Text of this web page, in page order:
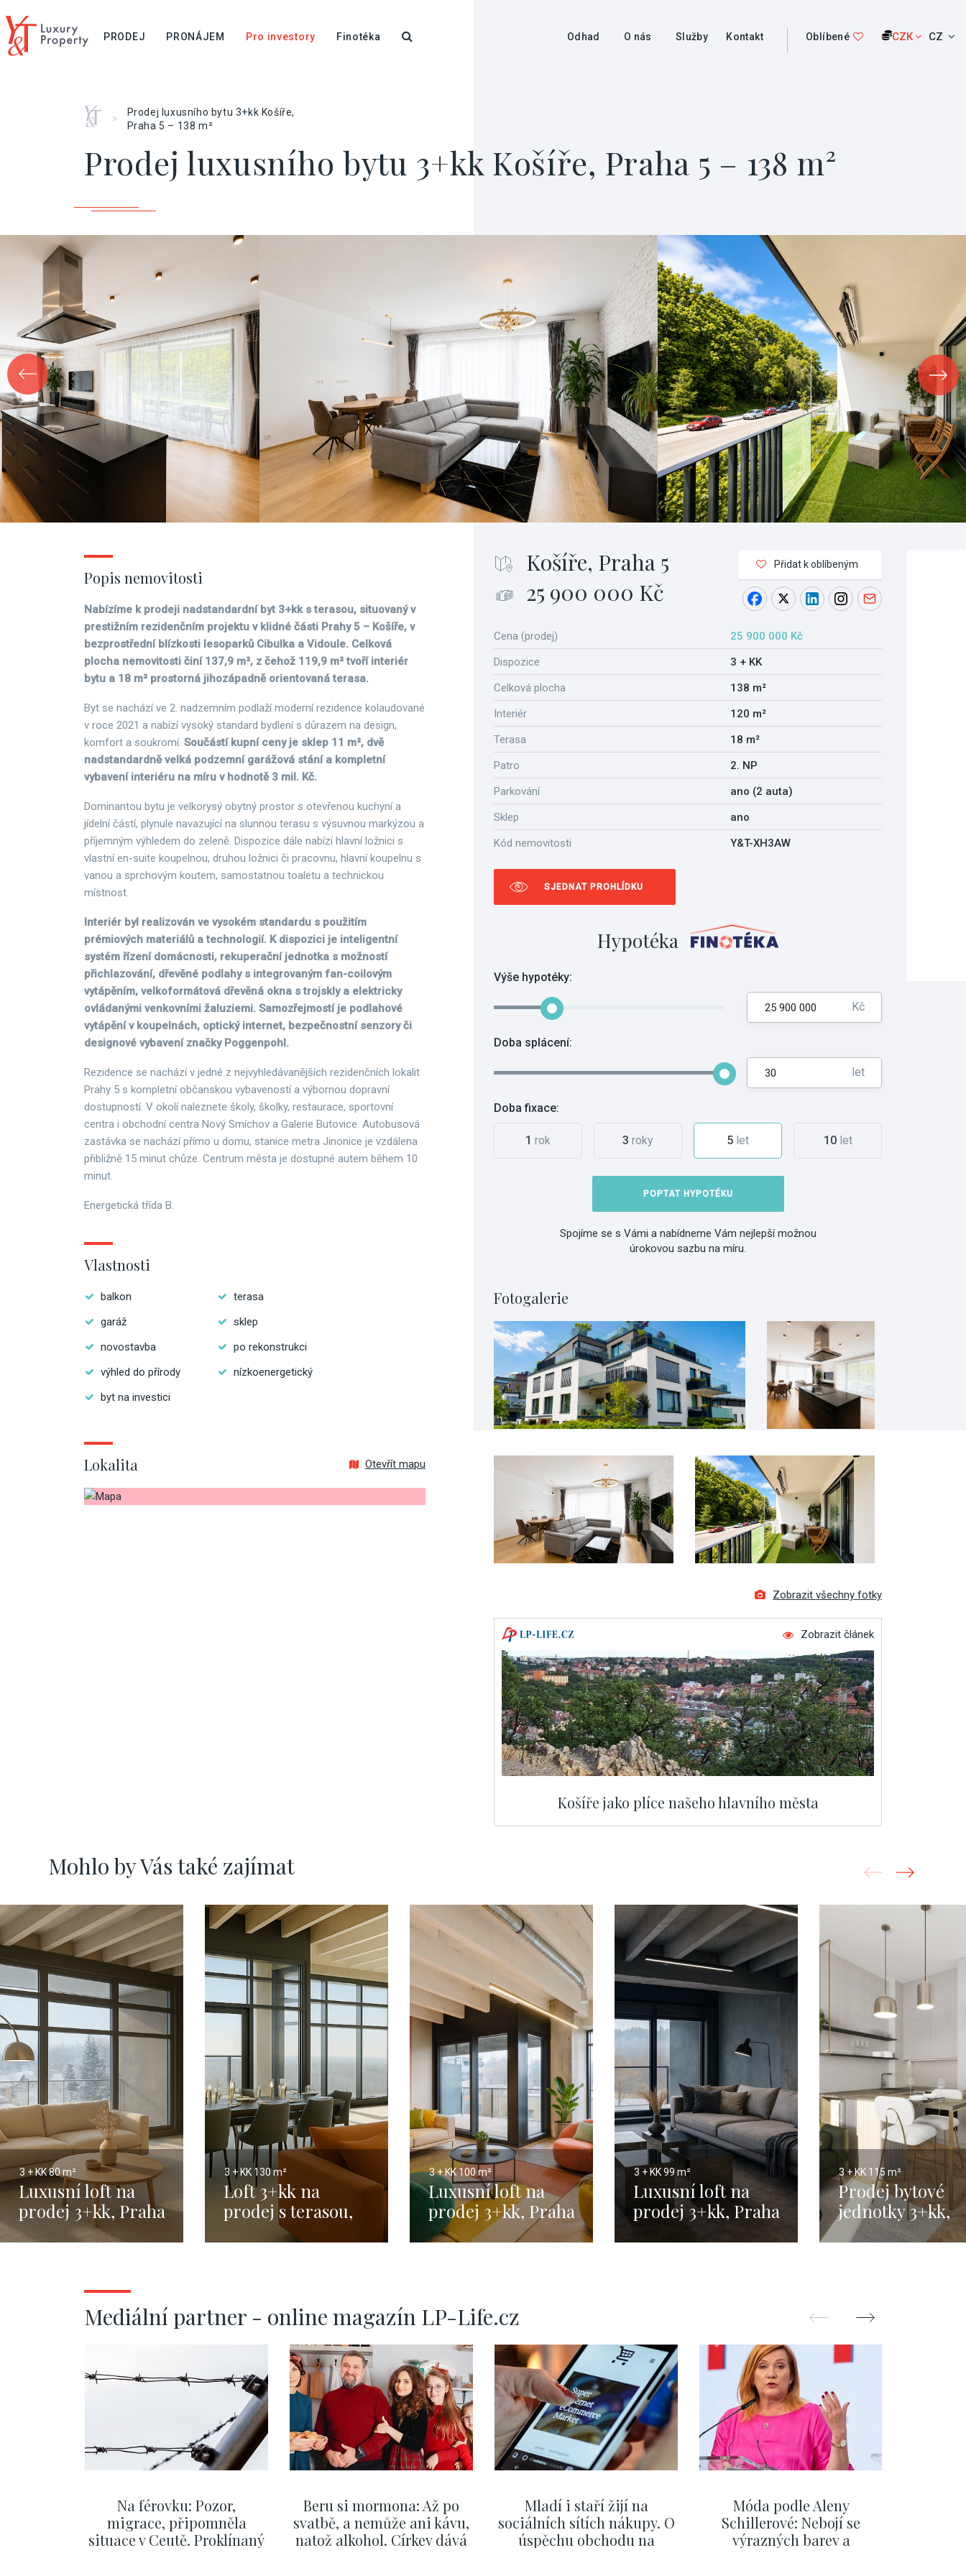
PRODEJ PRONÁJEM Pro investory Finotéka Odhad O nás Služby Kontakt Oblíbené CZK CZ
Home
>
Prodej luxusního bytu 3+kk Košíře,
Praha 5 – 138 m²
Prodej luxusního bytu 3+kk Košíře, Praha 5 – 138 m²
Košíře, Praha 5
25 900 000 Kč
Přidat k oblíbeným
Cena (prodej)
25 900 000 Kč
Dispozice
3 + KK
Celková plocha
138 m²
Interiér
120 m²
Terasa
18 m²
Patro
2. NP
Parkování
ano (2 auta)
Sklep
ano
Kód nemovitosti
Y&T-XH3AW
SJEDNAT PROHLÍDKU
Hypotéka
Výše hypotéky:
Kč
Doba splácení:
let
Doba fixace:
1 rok 3 roky 5 let 10let
POPTAT HYPOTÉKU
Spojíme se s Vámi a nabídneme Vám nejlepší možnou
úrokovou sazbu na míru.
Fotogalerie
Zobrazit všechny fotky
Zobrazit článek
Košíře jako plíce našeho hlavního města
Popis nemovitosti
Nabízíme k prodeji nadstandardní byt 3+kk s terasou, situovaný v
prestižním rezidenčním projektu v klidné části Prahy 5 – Košíře, v
bezprostřední blízkosti lesoparků Cibulka a Vidoule. Celková
plocha nemovitosti činí 137,9 m², z čehož 119,9 m² tvoří interiér
bytu a 18 m² prostorná jihozápadně orientovaná terasa.
Byt se nachází ve 2. nadzemním podlaží moderní rezidence kolaudované
v roce 2021 a nabízí vysoký standard bydlení s důrazem na design,
komfort a soukromí. Součástí kupní ceny je sklep 11 m², dvě
nadstandardně velká podzemní garážová stání a kompletní
vybavení interiéru na míru v hodnotě 3 mil. Kč.
Dominantou bytu je velkorysý obytný prostor s otevřenou kuchyní a
jídelní částí, plynule navazující na slunnou terasu s výsuvnou markýzou a
příjemným výhledem do zeleně. Dispozice dále nabízí hlavní ložnici s
vlastní en-suite koupelnou, druhou ložnici či pracovnu, hlavní koupelnu s
vanou a sprchovým koutem, samostatnou toaletu a technickou
místnost.
Interiér byl realizován ve vysokém standardu s použitím
prémiových materiálů a technologií. K dispozici je inteligentní
systém řízení domácnosti, rekuperační jednotka s možností
přichlazování, dřevěné podlahy s integrovaným fan-coilovým
vytápěním, velkoformátová dřevěná okna s trojskly a elektricky
ovládanými venkovními žaluziemi. Samozřejmostí je podlahové
vytápění v koupelnách, optický internet, bezpečnostní senzory či
designové vybavení značky Poggenpohl.
Rezidence se nachází v jedné z nejvyhledávanějších rezidenčních lokalit
Prahy 5 s kompletní občanskou vybaveností a výbornou dopravní
dostupností. V okolí naleznete školy, školky, restaurace, sportovní
centra i obchodní centra Nový Smíchov a Galerie Butovice. Autobusová
zastávka se nachází přímo u domu, stanice metra Jinonice je vzdálena
přibližně 15 minut chůze. Centrum města je dostupné autem během 10
minut.
Energetická třída B.
Vlastnosti
balkon
terasa
garáž
sklep
novostavba
po rekonstrukci
výhled do přírody
nízkoenergetický
byt na investici
Lokalita Otevřít mapu
Mohlo by Vás také zajímat
3 + KK80 m²
Luxusní loft na
prodej 3+kk, Praha
- 80 m²
3 + KK 130 m²
Loft 3+kk na
prodej s terasou,
Praha - 130 m²
3 + KK100 m²
Luxusní loft na
prodej 3+kk, Praha
- 100 m²
3 + KK99 m²
Luxusní loft na
prodej 3+kk, Praha
3 + KK 115 m²
Prodej bytové
jednotky 3+kk,
Praha 2
Mediální partner - online magazín LP-Life.cz
Na férovku: Pozor,
migrace, připomněla
situace v Ceutě. Proklínaný
Beru si mormona: Až po
svatbě, a nemůže ani kávu,
natož alkohol. Církev dává
Mladí i staří žijí na
sociálních sítích nákupy. O
úspěchu obchodu na
Móda podle Aleny
Schillerové: Nebojí se
výrazných barev a